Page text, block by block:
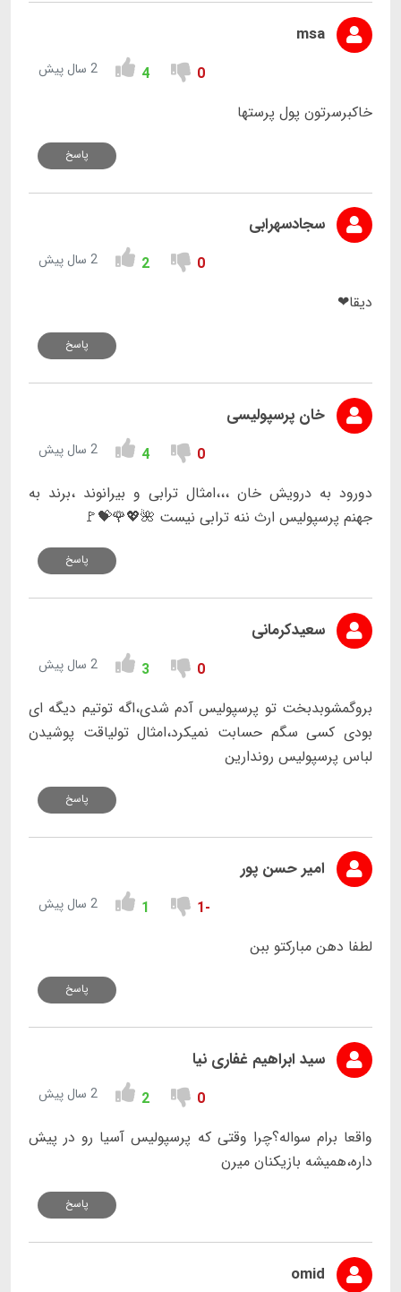
msa
0
4 2 سال پیش
خاکبرسرتون پول پرستها
پاسخ
سجادسهرابی
0
2 2 سال پیش
دیقا❤
پاسخ
خان پرسپولیسی
0
4 2 سال پیش
دورود به درویش خان ،،،امثال ترابی و بیرانوند ،برند به
جهنم پرسپولیس ارث ننه ترابی نیست 🌺💖🌹💝🚩
پاسخ
سعیدکرمانی
0
3 2 سال پیش
بروگمشوبدبخت تو پرسپولیس آدم شدی،اگه توتیم دیگه ای
بودی کسی سگم حسابت نمیکرد،امثال تولیاقت پوشیدن
لباس پرسپولیس روندارین
پاسخ
امیر حسن پور
-1
1 2 سال پیش
لطفا دهن مبارکتو ببن
پاسخ
سید ابراهیم غفاری نیا
0
2 2 سال پیش
واقعا برام سواله؟چرا وقتی که پرسپولیس آسیا رو در پیش
داره،همیشه بازیکنان میرن
پاسخ
omid